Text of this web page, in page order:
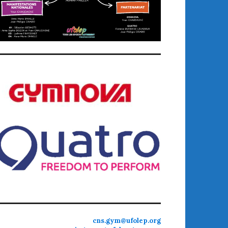
cns.gym@ufolep.org